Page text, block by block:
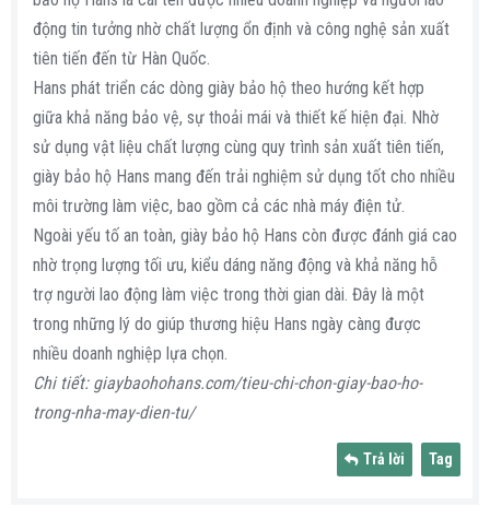
động tin tưởng nhờ chất lượng ổn định và công nghệ sản xuất
tiên tiến đến từ Hàn Quốc.
Hans phát triển các dòng giày bảo hộ theo hướng kết hợp
giữa khả năng bảo vệ, sự thoải mái và thiết kế hiện đại. Nhờ
sử dụng vật liệu chất lượng cùng quy trình sản xuất tiên tiến,
giày bảo hộ Hans mang đến trải nghiệm sử dụng tốt cho nhiều
môi trường làm việc, bao gồm cả các nhà máy điện tử.
Ngoài yếu tố an toàn, giày bảo hộ Hans còn được đánh giá cao
nhờ trọng lượng tối ưu, kiểu dáng năng động và khả năng hỗ
trợ người lao động làm việc trong thời gian dài. Đây là một
trong những lý do giúp thương hiệu Hans ngày càng được
nhiều doanh nghiệp lựa chọn.
Chi tiết: giaybaohohans.com/tieu-chi-chon-giay-bao-ho-
trong-nha-may-dien-tu/
Trả lời Tag